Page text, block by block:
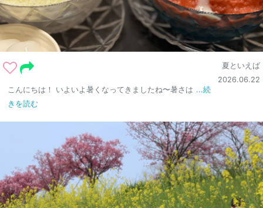
夏といえば
2026.06.22
こんにちは！ いよいよ暑くなってきましたね〜暑さは ...続
きを読む